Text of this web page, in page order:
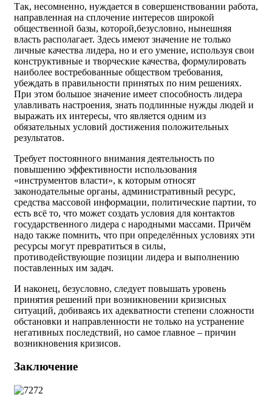
Так, несомненно, нуждается в совершенствовании работа,
направленная на сплочение интересов широкой
общественной базы, которой,безусловно, нынешняя
власть располагает. Здесь имеют значение не только
личные качества лидера, но и его умение, используя свои
конструктивные и творческие качества, формулировать
наиболее востребованные обществом требования,
убеждать в правильности принятых по ним решениях.
При этом большое значение имеет способность лидера
улавливать настроения, знать подлинные нужды людей и
выражать их интересы, что является одним из
обязательных условий достижения положительных
результатов.
Требует постоянного внимания деятельность по
повышению эффективности использования
«инструментов власти», к которым относят
законодательные органы, административный ресурс,
средства массовой информации, политические партии, то
есть всё то, что может создать условия для контактов
государственного лидера с народными массами. Причём
надо также помнить, что при определённых условиях эти
ресурсы могут превратиться в силы,
противодействующие позиции лидера и выполнению
поставленных им задач.
И наконец, безусловно, следует повышать уровень
принятия решений при возникновении кризисных
ситуаций, добиваясь их адекватности степени сложности
обстановки и направленности не только на устранение
негативных последствий, но самое главное – причин
возникновения кризисов.
Заключение